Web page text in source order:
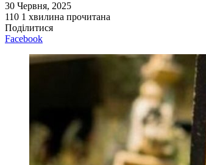
30 Червня, 2025
110 1 хвилина прочитана
Поділитися
Facebook